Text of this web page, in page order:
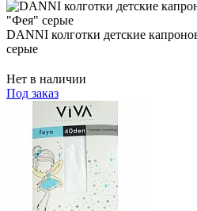
DANNI колготки детские
серые
Нет в наличии
Под заказ